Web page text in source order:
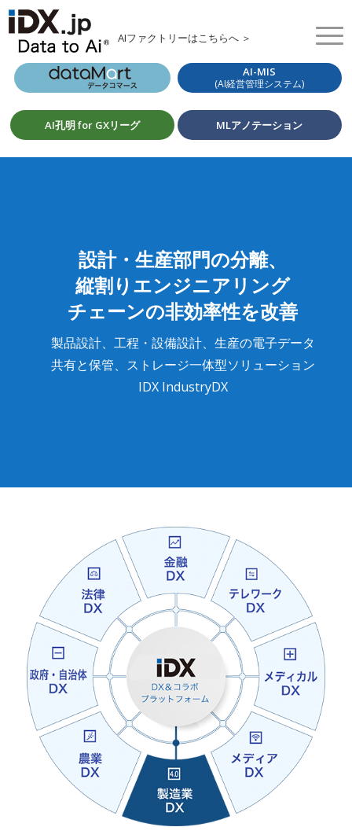
AIファクトリーはこちらへ ＞
AI-MIS
(AI経営管理システム)
AI孔明 for GXリーグ MLアノテーション
設計・生産部門の分離、
縦割りエンジニアリング
チェーンの非効率性を改善
製品設計、工程・設備設計、生産の電子データ
共有と保管、ストレージ一体型ソリューション
IDX IndustryDX